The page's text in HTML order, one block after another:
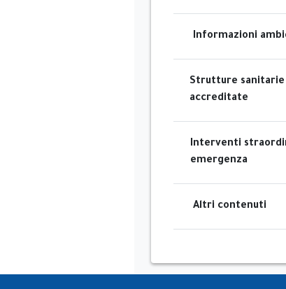
Informazioni
Strutture sanitarie
accreditate
Interventi
emergenza
Altri contenuti